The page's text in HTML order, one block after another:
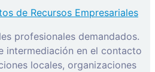
de Recursos Empresariales
profesionales demandados.
intermediación en el contacto
locales, organizaciones